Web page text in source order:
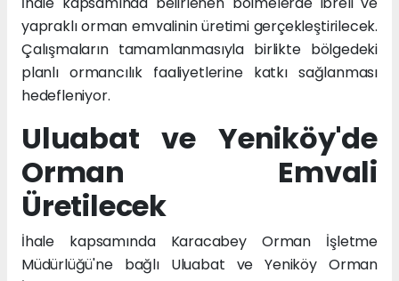
yapraklı orman emvalinin üretimi gerçekleştirilecek.
Çalışmaların tamamlanmasıyla birlikte bölgedeki
planlı ormancılık faaliyetlerine katkı sağlanması
hedefleniyor.
Uluabat ve Yeniköy'de
Orman Emvali
Üretilecek
İhale kapsamında Karacabey Orman İşletme
Müdürlüğü'ne bağlı Uluabat ve Yeniköy Orman